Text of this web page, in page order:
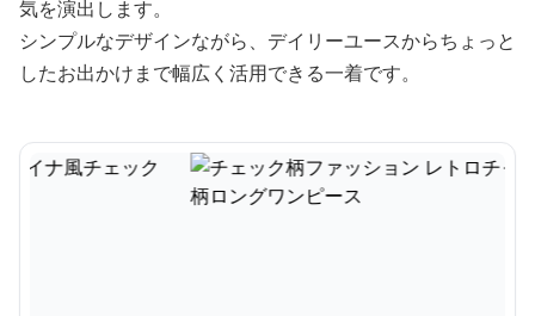
気を演出します。
シンプルなデザインながら、デイリーユースからちょっと
したお出かけまで幅広く活用できる一着です。